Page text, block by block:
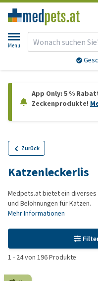
Menu
App Only: 5 %
Zeckenprodukte!
Zurück
Katzenleckerlis
Medpets.at bietet ein
und Belohnungen für Katzen.
Mehr Informationen
1 - 24von 196Produkte